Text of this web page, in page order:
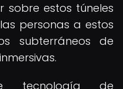
sobre estos túneles
personas a estos
subterráneos de
tecnología de